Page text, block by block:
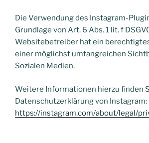
Die Verwendung des Instagram-
Grundlage von Art. 6 Abs. 1 lit. f
Websitebetreiber hat ein
einer möglichst umfangreichen
Sozialen Medien.
Weitere Informationen hierzu finden
Datenschutzerklärung von Instagram:
https://instagram.com/about/legal/